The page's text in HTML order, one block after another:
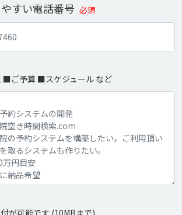
すい電話番号 必須
■ご予算 ■スケジュール など
が可能です (10MBまで)